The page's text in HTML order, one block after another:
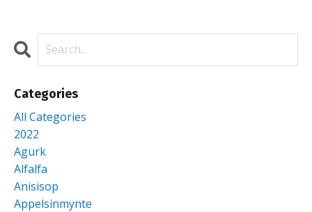
Categories
All Categories
2022
Agurk
Alfalfa
Anisisop
Appelsinmynte